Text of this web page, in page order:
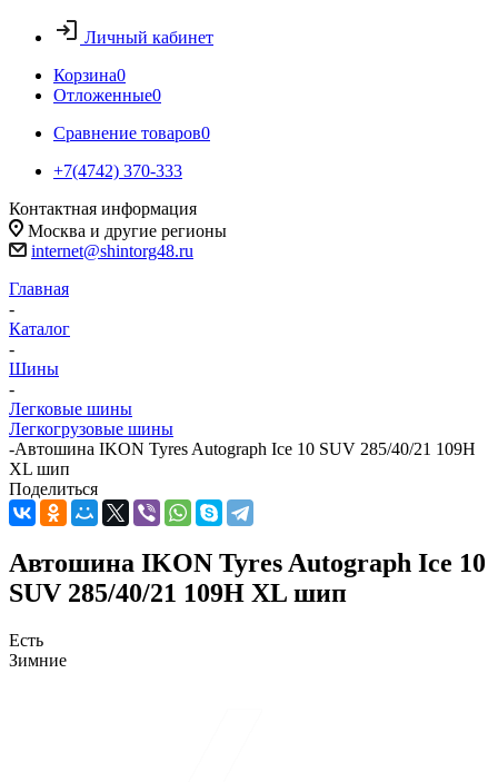
Личный кабинет
Корзина0
Отложенные0
Сравнение товаров0
+7(4742) 370-333
Контактная информация
Москва и другие регионы
internet@shintorg48.ru
Главная
-
Каталог
-
Шины
-
Легковые шины
Легкогрузовые шины
-Автошина IKON Tyres Autograph Ice 10 SUV 285/40/21 109H
XL шип
Поделиться
Автошина IKON Tyres Autograph Ice 10
SUV 285/40/21 109H XL шип
Есть
Зимние